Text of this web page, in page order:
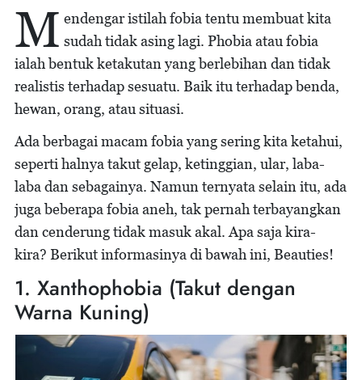
M endengar istilah fobia tentu membuat kita
sudah tidak asing lagi. Phobia atau fobia
ialah bentuk ketakutan yang berlebihan dan tidak
realistis terhadap sesuatu. Baik itu terhadap benda,
hewan, orang, atau situasi.
Ada berbagai macam fobia yang sering kita ketahui,
seperti halnya takut gelap, ketinggian, ular, laba-
laba dan sebagainya. Namun ternyata selain itu, ada
juga beberapa fobia aneh, tak pernah terbayangkan
dan cenderung tidak masuk akal. Apa saja kira-
kira? Berikut informasinya di bawah ini, Beauties!
1. Xanthophobia (Takut dengan
Warna Kuning)